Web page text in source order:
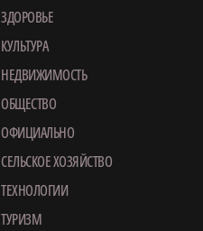
ЗДОРОВЬЕ
КУЛЬТУРА
НЕДВИЖИМОСТЬ
ОБЩЕСТВО
ОФИЦИАЛЬНО
СЕЛЬСКОЕ ХОЗЯЙСТВО
ТЕХНОЛОГИИ
ТУРИЗМ